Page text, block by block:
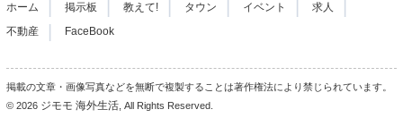
ホーム 掲示板 教えて! タウン イベント 求人
不動産 FaceBook
掲載の文章・画像写真などを無断で複製することは著作権法により禁じられています。
© 2026 ジモモ 海外生活 , All Rights Reserved.